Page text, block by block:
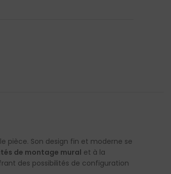
pièce. Son design fin et moderne se
de montage mural et à la
des possibilités de configuration